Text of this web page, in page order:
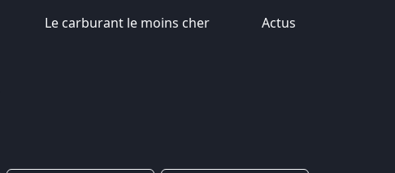
Le carburant le moins cher Actus